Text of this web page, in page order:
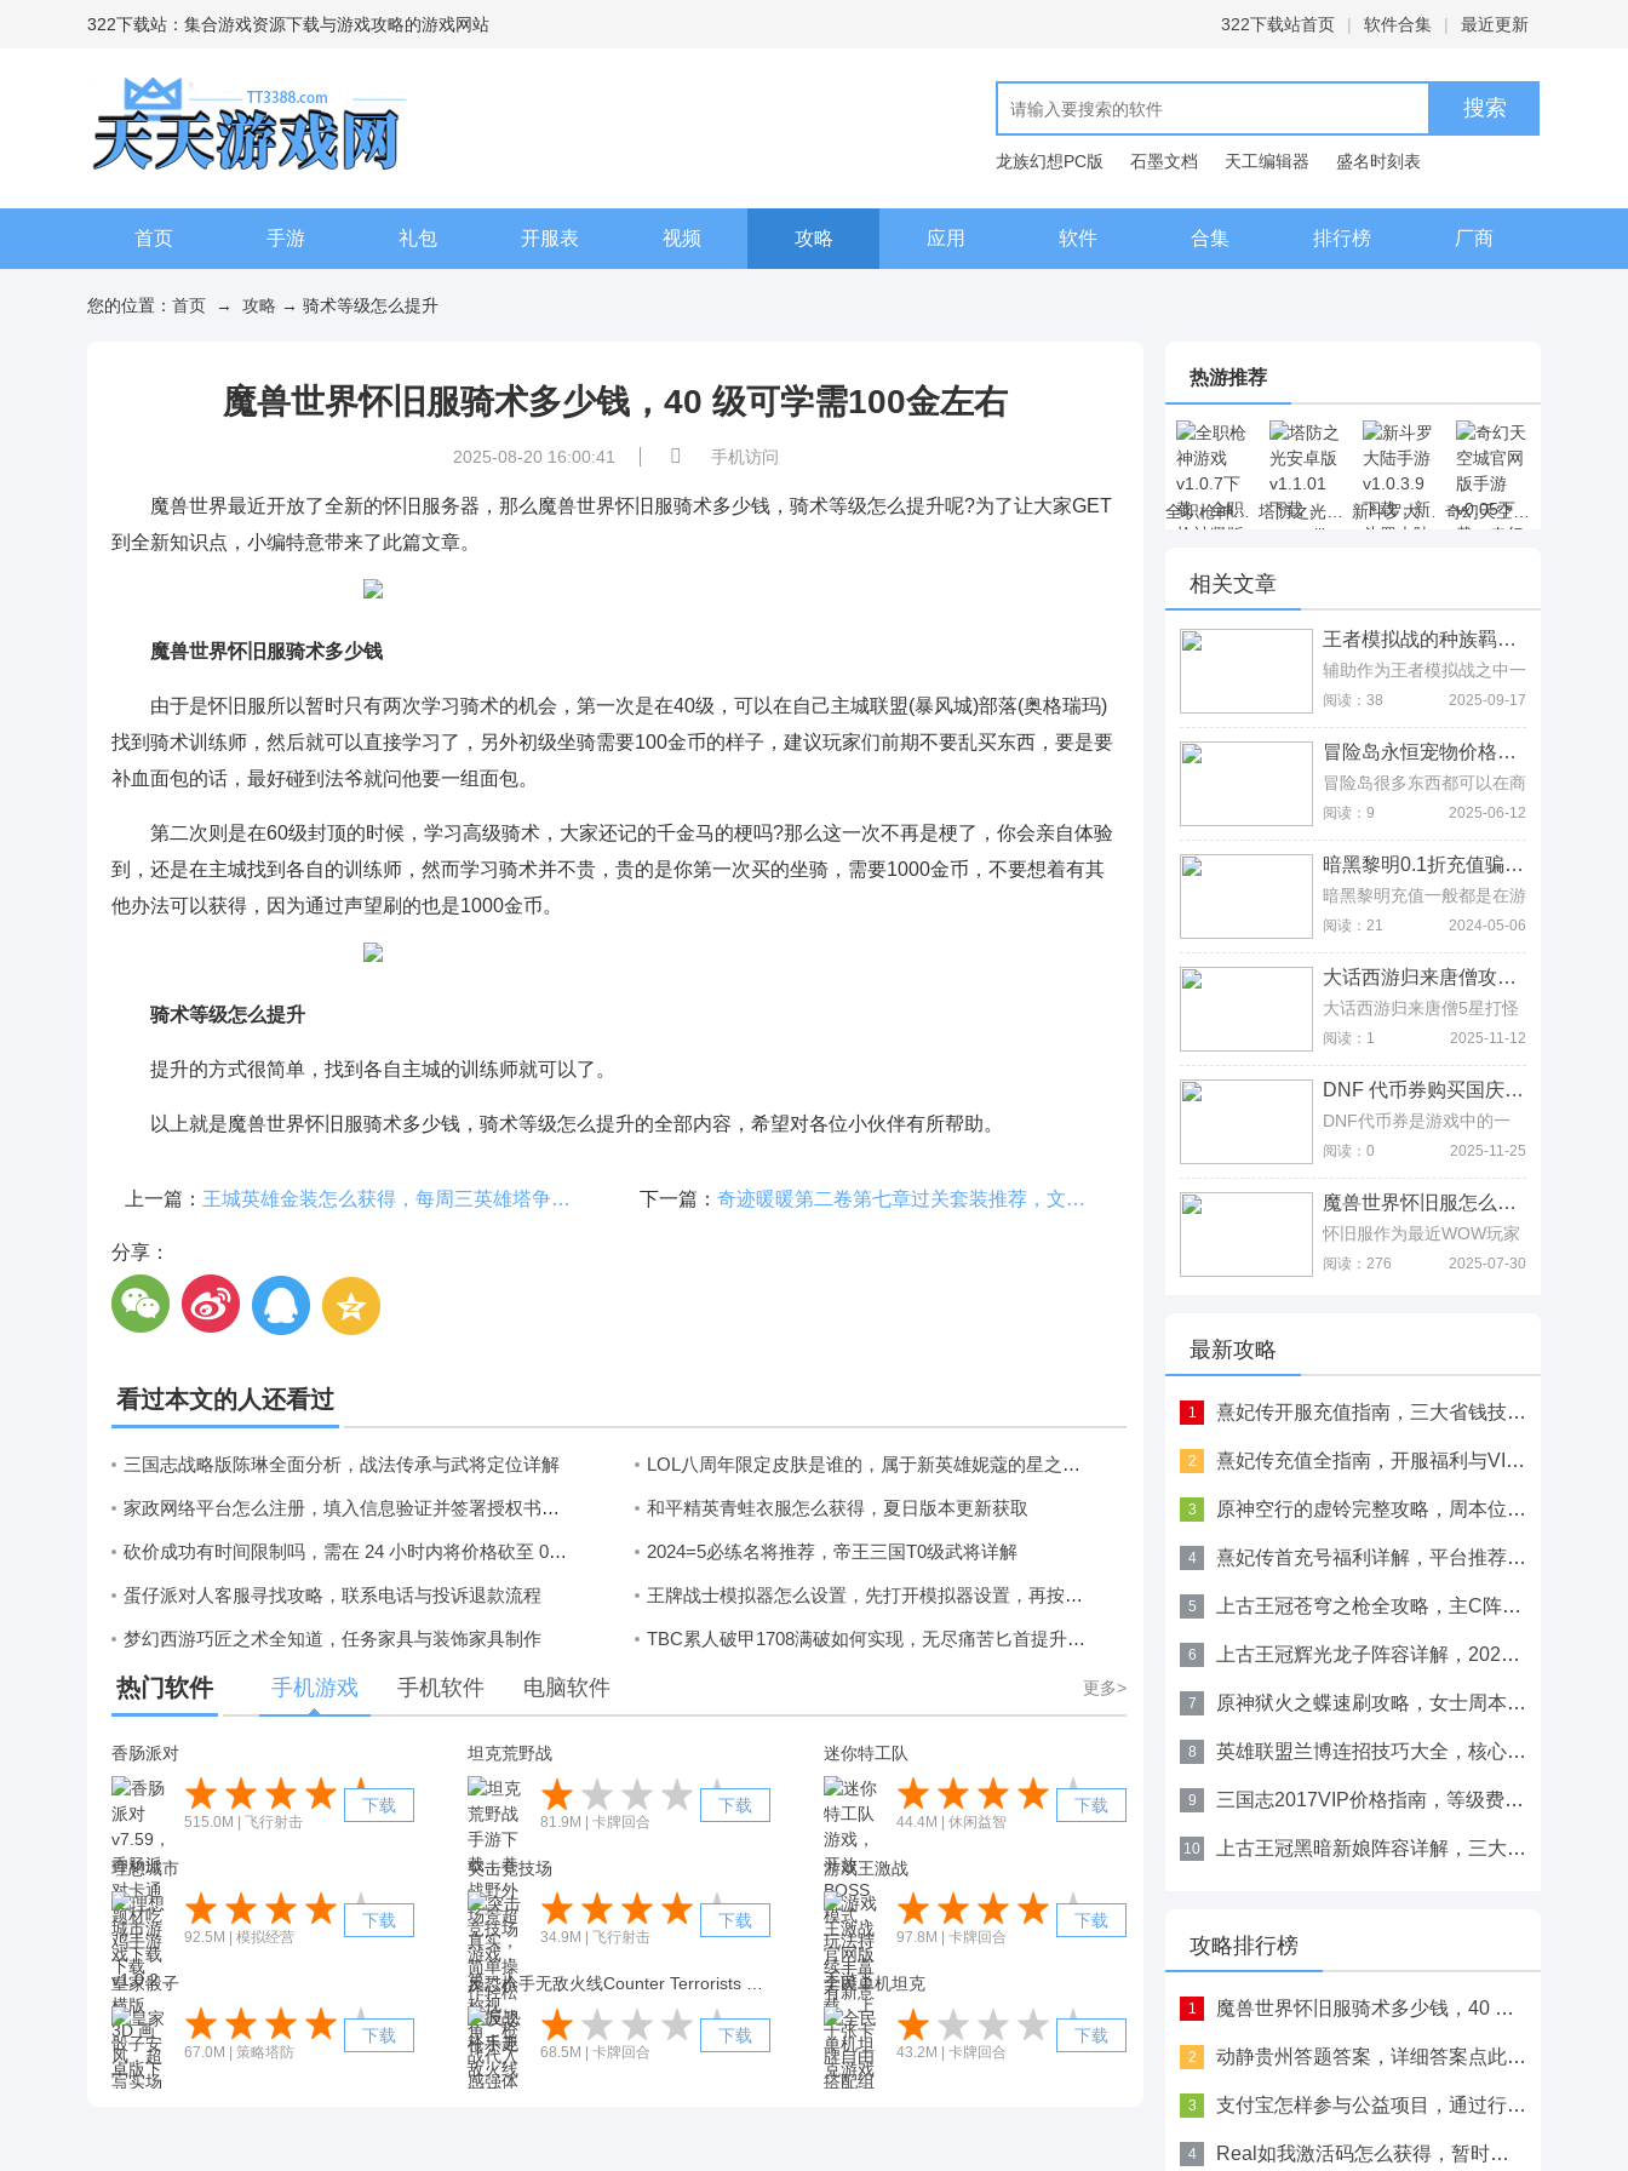
322下载站：集合游戏资源下载与游戏攻略的游戏网站 322下载站首页 | 软件合集 | 最近更新
龙族幻想PC版 石墨文档 天工编辑器
盛名时刻表
首页 手游 礼包 开服表 视频 攻略 应用 软件 合集 排行榜 厂商
您的位置： 首页 → 攻略 → 骑术等级怎么提升
魔兽世界怀旧服骑术多少钱，40 级可学需100金左右
2025-08-20 16:00:41 手机访问
魔兽世界最近开放了全新的怀旧服务器，那么魔兽世界怀旧服骑术多少钱，骑术等级怎么提升呢?为了让大家GET
到全新知识点，小编特意带来了此篇文章。
魔兽世界怀旧服骑术多少钱
由于是怀旧服所以暂时只有两次学习骑术的机会，第一次是在40级，可以在自己主城联盟(暴风城)部落(奥格瑞玛)
找到骑术训练师，然后就可以直接学习了，另外初级坐骑需要100金币的样子，建议玩家们前期不要乱买东西，要是要
补血面包的话，最好碰到法爷就问他要一组面包。
第二次则是在60级封顶的时候，学习高级骑术，大家还记的千金马的梗吗?那么这一次不再是梗了，你会亲自体验
到，还是在主城找到各自的训练师，然而学习骑术并不贵，贵的是你第一次买的坐骑，需要1000金币，不要想着有其
他办法可以获得，因为通过声望刷的也是1000金币。
骑术等级怎么提升
提升的方式很简单，找到各自主城的训练师就可以了。
以上就是魔兽世界怀旧服骑术多少钱，骑术等级怎么提升的全部内容，希望对各位小伙伴有所帮助。
上一篇： 王城英雄金装怎么获得，每周三英雄塔争霸活动可赢 34 阶金装衣服及首饰 下一篇： 奇迹暖暖第二卷第七章过关套装推荐，文中提供图示搭配推荐助你过关
分享：
看过本文的人还看过
三国志战略版陈琳全面分析，战法传承与武将定位详解 LOL八周年限定皮肤是谁的，属于新英雄妮蔻的星之守护者皮肤
家政网络平台怎么注册，填入信息验证并签署授权书即可 和平精英青蛙衣服怎么获得，夏日版本更新获取
砍价成功有时间限制吗，需在 24 小时内将价格砍至 0 元 2024=5必练名将推荐，帝王三国T0级武将详解
蛋仔派对人客服寻找攻略，联系电话与投诉退款流程 王牌战士模拟器怎么设置，先打开模拟器设置，再按步骤调性能、选手机型号即可
梦幻西游巧匠之术全知道，任务家具与装饰家具制作 TBC累人破甲1708满破如何实现，无尽痛苦匕首提升攻略
热门软件 手机游戏 手机软件 电脑软件 更多>
香肠派对
515.0M | 飞行射击
下载
坦克荒野战
81.9M | 卡牌回合
下载
迷你特工队
44.4M | 休闲益智
下载
理想城市
92.5M | 模拟经营
下载
突击竞技场
34.9M | 飞行射击
下载
游戏王激战
97.8M | 卡牌回合
下载
皇家骰子
67.0M | 策略塔防
下载
68.5M | 卡牌回合
下载
全民单机坦克
43.2M | 卡牌回合
下载
热游推荐
全职枪神游戏 v1.0.7下载，全职枪神竖版射击手游下载 新斗罗大陆手游 v1.0.3.9下载，新斗罗大陆动漫卡牌手游下载
相关文章
王者模拟战的种族羁绊包含哪些，包含河洛、逐鹿、云中漠地等 王者模拟战的种族羁绊包含哪些，包含河洛、逐鹿、云中漠地等
辅助作为王者模拟战之中一
个比较边缘的职业，在有些
时候也会触发一些意想不到
怎么搭配呢?为了让大家更
好的获得胜利，小编特意带
果一览，王者荣耀自走棋辅
助阵容推荐。
阅读：38 2025-09-17
冒险岛永恒宠物价格是多少，最新价格与获取途径一览 冒险岛永恒宠物价格是多少，最新价格与获取途径一览
冒险岛很多东西都可以在商
场购买，包括永恒宠物，但
是商场的永恒宠物是有一个
在活动的时候才会上架商
城，所以想购买的玩家需要
也是比较高的，毕竟宠物的
价格是根据宠物的品质和稀
有度来定的，永恒宠物已经
算的上是冒险岛所有宠物中
比较稀有的了。
阅读：9 2025-06-12
暗黑黎明0.1折充值骗局，2024最新充值折扣对比详情 暗黑黎明0.1折充值骗局，2024最新充值折扣对比详情
暗黑黎明充值一般都是在游
戏和官网进行，当然一些渠
道服游戏需要在对应平台进
0.1折的福利就真不敢恭维
了，毕竟官网也很难发现有
要小心一些不良商家骗局，
特别是在论坛、交流起以及
小视频评论区出现的游戏充
值代理商，他们有可能就是
用的马甲号传播信息，然后
套路玩家的充值金额跑路而
已，并不会给玩家充值游
戏。
阅读：21 2024-05-06
大话西游归来唐僧攻略，从星等到技能的全方位解读 大话西游归来唐僧攻略，从星等到技能的全方位解读
大话西游归来唐僧5星打怪
最佳，当然1星也可以使
用，但效果会差很多，如果
助都嫌占位置，还不如让给
其他角色输出，而最佳的还
常好用的，不仅能给全队提
升伤害，还能对敌方进行控
制，算是很暴力的玩法了，
且在对面没有解控人物的时
候，基本就只有挨打的分
了，所以五星唐僧的强度还
阅读：1 2025-11-12
DNF 代币券购买国庆套，点券代币券欢乐代币券通用 DNF 代币券购买国庆套，点券代币券欢乐代币券通用
DNF代币券是游戏中的一
种交易方式可以通过金币来
兑换成代币券，而代币券可
许多东西，不仅可以买国庆
套，还可以买改名卡、武器
算，他的获得方式也非常简
阅读：0 2025-11-25
魔兽世界怀旧服怎么刷胖子升级，血色刷几次装备，再去刷效率更高 魔兽世界怀旧服怎么刷胖子升级，血色刷几次装备，再去刷效率更高
怀旧服作为最近WOW玩家
最为关注的一个服务器，自
然也衍生了许多全新的问
阅读：276 2025-07-30
最新攻略
1 熹妃传开服充值指南，三大省钱技巧与福利获取攻略
2 熹妃传充值全指南，开服福利与VIP升级方案
3 原神空行的虚铃完整攻略，周本位置与材料转换方法
4 熹妃传首充号福利详解，平台推荐与使用攻略指南
5 上古王冠苍穹之枪全攻略，主C阵容搭配与属性
6 上古王冠辉光龙子阵容详解，2025最强搭配方案指南
7 原神狱火之蝶速刷攻略，女士周本打法与材料转换
8 英雄联盟兰博连招技巧大全，核心连招顺序与温度控制教学
9 三国志2017VIP价格指南，等级费用与充值技巧
10 上古王冠黑暗新娘阵容详解，三大顶级搭配与转职指南
攻略排行榜
1 魔兽世界怀旧服骑术多少钱，40 级可学需100金左右
2 动静贵州答题答案，详细答案点此查看
3 支付宝怎样参与公益项目，通过行走捐和蚂蚁森林献爱心
4 Real如我激活码怎么获得，暂时无法获取